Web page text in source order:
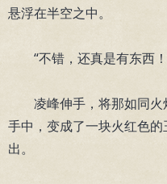
悬浮在半空之中。
“不错，还真是有东西
凌峰伸手，将那如同火
手中，变成了一块火红色
出。